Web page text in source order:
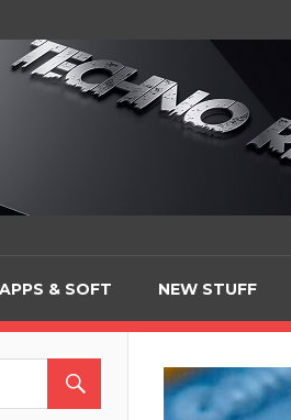
APPS & SOFT NEW STUFF